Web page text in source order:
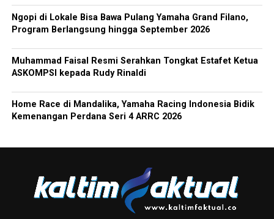
Ngopi di Lokale Bisa Bawa Pulang Yamaha Grand Filano,
Program Berlangsung hingga September 2026
Muhammad Faisal Resmi Serahkan Tongkat Estafet Ketua
ASKOMPSI kepada Rudy Rinaldi
Home Race di Mandalika, Yamaha Racing Indonesia Bidik
Kemenangan Perdana Seri 4 ARRC 2026